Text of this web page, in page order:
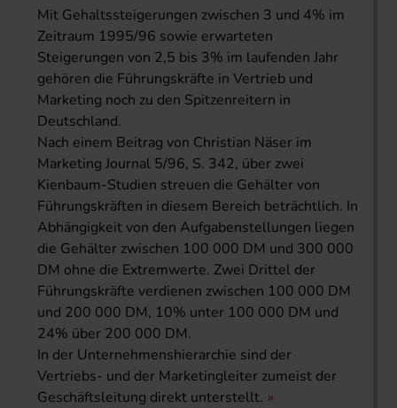
Mit Gehaltssteigerungen zwischen 3 und 4% im
Zeitraum 1995/96 sowie erwarteten
Steigerungen von 2,5 bis 3% im laufenden Jahr
gehören die Führungskräfte in Vertrieb und
Marketing noch zu den Spitzenreitern in
Deutschland.
Nach einem Beitrag von Christian Näser im
Marketing Journal 5/96, S. 342, über zwei
Kienbaum-Studien streuen die Gehälter von
Führungskräften in diesem Bereich beträchtlich. In
Abhängigkeit von den Aufgabenstellungen liegen
die Gehälter zwischen 100 000 DM und 300 000
DM ohne die Extremwerte. Zwei Drittel der
Führungskräfte verdienen zwischen 100 000 DM
und 200 000 DM, 10% unter 100 000 DM und
24% über 200 000 DM.
In der Unternehmenshierarchie sind der
Vertriebs- und der Marketingleiter zumeist der
Geschäftsleitung direkt unterstellt.